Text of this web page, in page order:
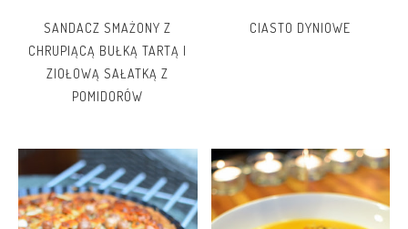
SANDACZ SMAŻONY Z
CHRUPIĄCĄ BUŁKĄ TARTĄ I
ZIOŁOWĄ SAŁATKĄ Z
POMIDORÓW
CIASTO DYNIOWE